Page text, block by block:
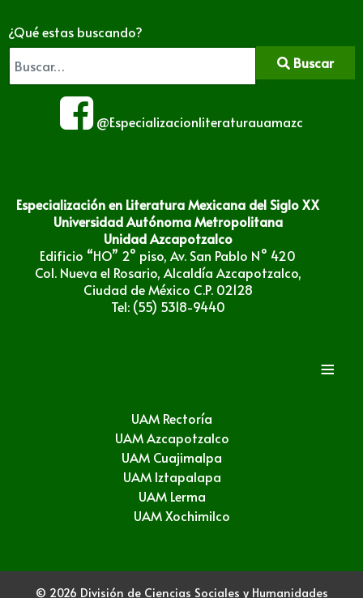
¿Qué estas buscando?
Buscar
@Especializacionliteraturauamazc
Especialización en Literatura Mexicana del Siglo XX
Universidad Autónoma Metropolitana
Unidad Azcapotzalco
Edificio “HO” 2° piso, Av. San Pablo N° 420
Col. Nueva el Rosario, Alcaldía Azcapotzalco,
Ciudad de México C.P. 02128
Tel: (55) 5318-9440
≡
UAM Rectoría
UAM Azcapotzalco
UAM Cuajimalpa
UAM Iztapalapa
UAM Lerma
UAM Xochimilco
© 2026 División de Ciencias Sociales y Humanidades